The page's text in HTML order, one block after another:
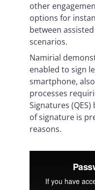
other
options for
between
scenarios.
Namirial
enabled to sign
smartphone,
processes
Signatures
of signature is
reasons.